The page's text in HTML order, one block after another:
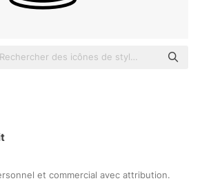
et commercial avec attribution.